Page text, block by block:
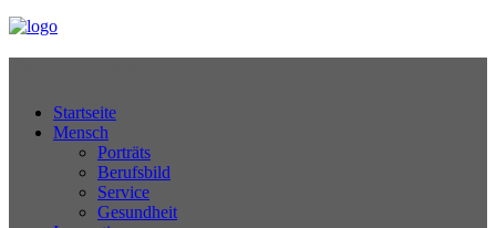
Startseite
Mensch
Porträts
Berufsbild
Service
Gesundheit